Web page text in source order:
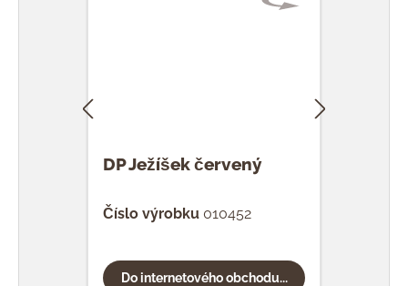
DP Ježíšek červený
Číslo výrobku 010452
Do internetového obchodu...